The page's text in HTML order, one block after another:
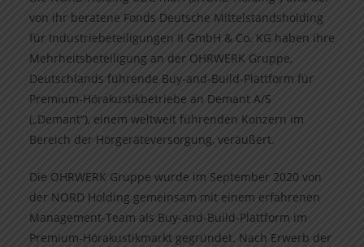
von ihr beratene Fonds Deutsche Mittelstandsholding
für Industriebeteiligungen II GmbH & Co. KG haben ihre
Mehrheitsbeteiligung an der OHRWERK Gruppe,
Deutschlands führende Buy-and-Build-Plattform für
Premium-Hörakustikbetriebe an Demant A/S
(„Demant“), einem weltweit führenden Konzern im
Bereich der Hörgeräteversorgung, veräußert.
Die OHRWERK Gruppe wurde im September 2020 von
der NORD Holding gemeinsam mit einem erfahrenen
Management-Team als Buy-and-Build-Plattform im
Premium-Hörakustikmarkt gegründet. Nach Erwerb der